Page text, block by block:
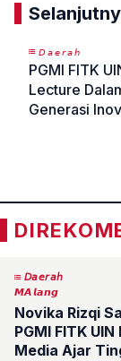
𝘋𝘢𝘦𝘳𝘢𝘩
PGMI FITK
Lecture
Generasi
𝘋𝘢𝘦𝘳𝘢𝘩
𝙈𝘼𝙡𝙖𝙣𝙜
Novika Rizqi
PGMI FITK
Media Ajar